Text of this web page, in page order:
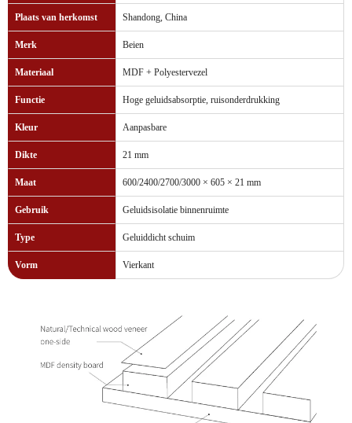
Plaats van herkomst Shandong, China
Merk Beien
Materiaal MDF + Polyestervezel
Functie Hoge geluidsabsorptie, ruisonderdrukking
Kleur Aanpasbare
Dikte 21 mm
Maat 600/2400/2700/3000 × 605 × 21 mm
Gebruik Geluidsisolatie binnenruimte
Type Geluiddicht schuim
Vorm Vierkant